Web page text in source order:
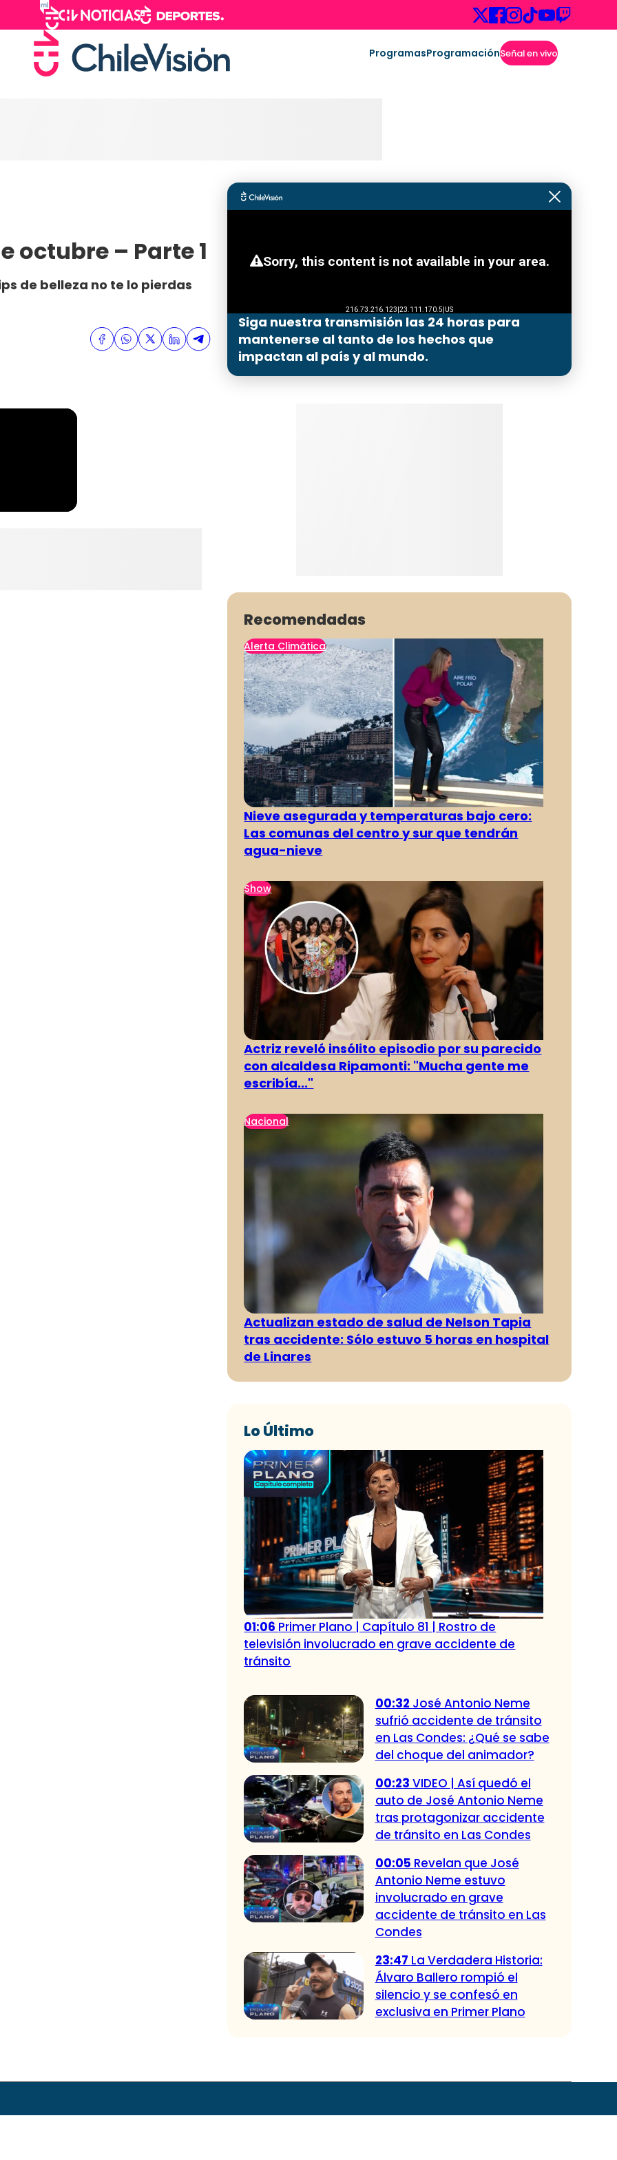
ProgramasProgramaciónSeñal en vivo
octubre – Parte 1
de belleza no te lo pierdas
Siga nuestra transmisión las 24 horas para
mantenerse al tanto de los hechos que
impactan al país y al mundo.
Recomendadas
Alerta Climática
Nieve asegurada y temperaturas bajo cero:
Las comunas del centro y sur que tendrán
agua-nieve
Show
Actriz reveló insólito episodio por su parecido
con alcaldesa Ripamonti: "Mucha gente me
escribía..."
Nacional
Actualizan estado de salud de Nelson Tapia
tras accidente: Sólo estuvo 5 horas en hospital
de Linares
Lo Último
01:06 Primer Plano | Capítulo 81 | Rostro de
televisión involucrado en grave accidente de
tránsito
00:32 José Antonio Neme
sufrió accidente de tránsito
en Las Condes: ¿Qué se sabe
del choque del animador?
00:23 VIDEO | Así quedó el
auto de José Antonio Neme
tras protagonizar accidente
de tránsito en Las Condes
00:05 Revelan que José
Antonio Neme estuvo
involucrado en grave
accidente de tránsito en Las
Condes
23:47 La Verdadera Historia:
Álvaro Ballero rompió el
silencio y se confesó en
exclusiva en Primer Plano